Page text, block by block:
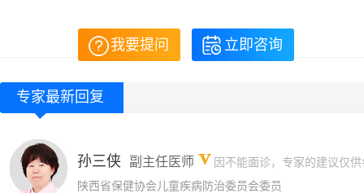
我要提问 立即咨询
专家最新回复
孙三侠 副主任医师
因不能面诊，专家的建议仅
陕西省保健协会儿童疾病防治委员会委员